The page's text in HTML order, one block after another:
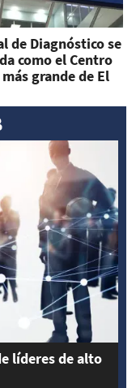
de Diagnóstico se
como el Centro
grande de El
líderes de alto